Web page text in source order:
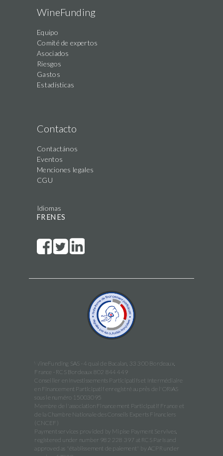
WineFunding
Equipo
Comité de expertos
Asociados
Riesgos
Gastos
Estadísticas
Contacto
Contactános
Eventos
Menciones legales
CGU
Idiomas
FR EN ES
WineFunding SAS · 4 quai de Bacalan, 33 300 Bordeaux,
France · RCS Bordeaux 802 844 449
Conseiller en Investissements Participatifs et Intermédiaire
en Financement Participatif enregistré auprès de l'ORIAS
sous le numéro 15003095
Membre de l'association Financement Participatif France et
de la Chambre Nationale des Conseils Experts Financiers
(CNCEF)
Payment services provided by Mipise Payment Servives,
registered under number 982 228 397 at RCS Paris and
approved as "établissement de paiement" by ACPR under